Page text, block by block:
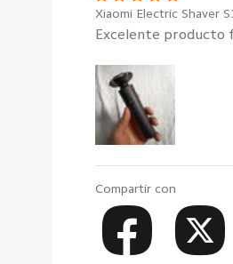
Xiaomi Electric Shaver
Excelente producto
Compartir con